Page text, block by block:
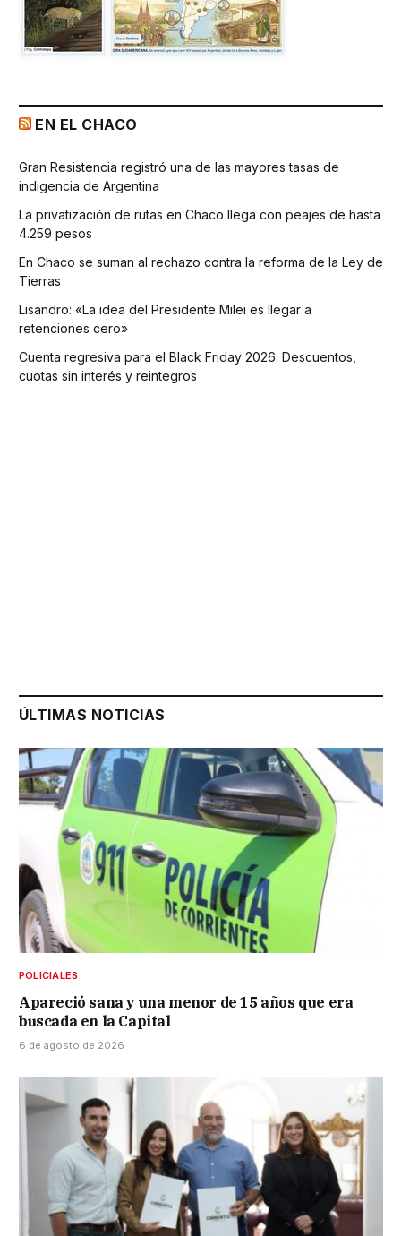
EN EL CHACO
Gran Resistencia registró una de las mayores tasas de
indigencia de Argentina
La privatización de rutas en Chaco llega con peajes de hasta
4.259 pesos
En Chaco se suman al rechazo contra la reforma de la Ley de
Tierras
Lisandro: «La idea del Presidente Milei es llegar a
retenciones cero»
Cuenta regresiva para el Black Friday 2026: Descuentos,
cuotas sin interés y reintegros
ÚLTIMAS NOTICIAS
POLICIALES
Apareció sana y una menor de 15 años que era
buscada en la Capital
6 de agosto de 2026